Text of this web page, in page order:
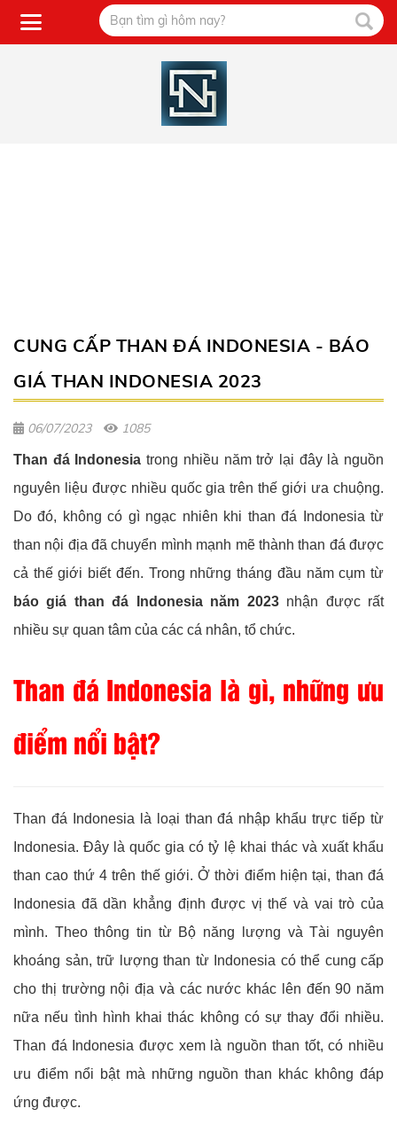
CUNG CẤP THAN ĐÁ INDONESIA - BÁO
GIÁ THAN INDONESIA 2023
06/07/2023 1085
Than đá Indonesia trong nhiều năm trở lại đây là nguồn
nguyên liệu được nhiều quốc gia trên thế giới ưa chuộng.
Do đó, không có gì ngạc nhiên khi than đá Indonesia từ
than nội địa đã chuyển mình mạnh mẽ thành than đá được
cả thế giới biết đến. Trong những tháng đầu năm cụm từ
báo giá than đá Indonesia năm 2023nhận được rất
nhiều sự quan tâm của các cá nhân, tổ chức.
Than đá Indonesia là gì, những ưu
điểm nổi bật?
Than đá Indonesia là loại than đá nhập khẩu trực tiếp từ
Indonesia. Đây là quốc gia có tỷ lệ khai thác và xuất khẩu
than cao thứ 4 trên thế giới. Ở thời điểm hiện tại, than đá
Indonesia đã dần khẳng định được vị thế và vai trò của
mình. Theo thông tin từ Bộ năng lượng và Tài nguyên
khoáng sản, trữ lượng than từ Indonesia có thể cung cấp
cho thị trường nội địa và các nước khác lên đến 90 năm
nữa nếu tình hình khai thác không có sự thay đổi nhiều.
Than đá Indonesia được xem là nguồn than tốt, có nhiều
ưu điểm nổi bật mà những nguồn than khác không đáp
ứng được.